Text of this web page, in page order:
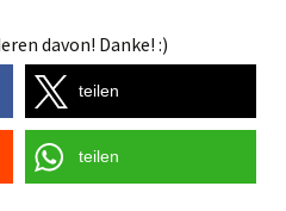
davon! Danke! :)
teilen
teilen